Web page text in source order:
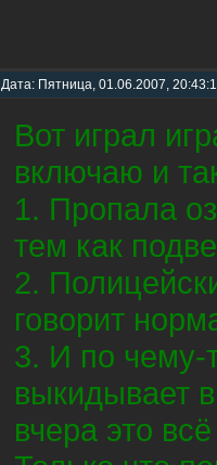
Дата: Пятница, 01.06.2007,
Вот играл
включаю и
1. Пропала
тем как
2.
говорит
3. И по чему-
выкидывает
вчера это